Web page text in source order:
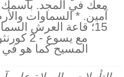
معك في المجد.
المسيح كما هو في مجده